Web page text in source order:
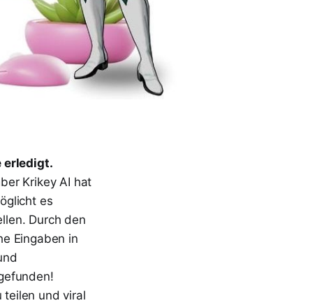
erledigt.
Krikey AI hat
es
Durch den
Eingaben in
teilen und viral